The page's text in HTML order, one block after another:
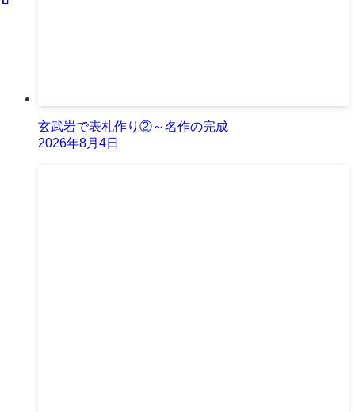
玄武岩で表札作り②～名作の完成
2026年8月4日